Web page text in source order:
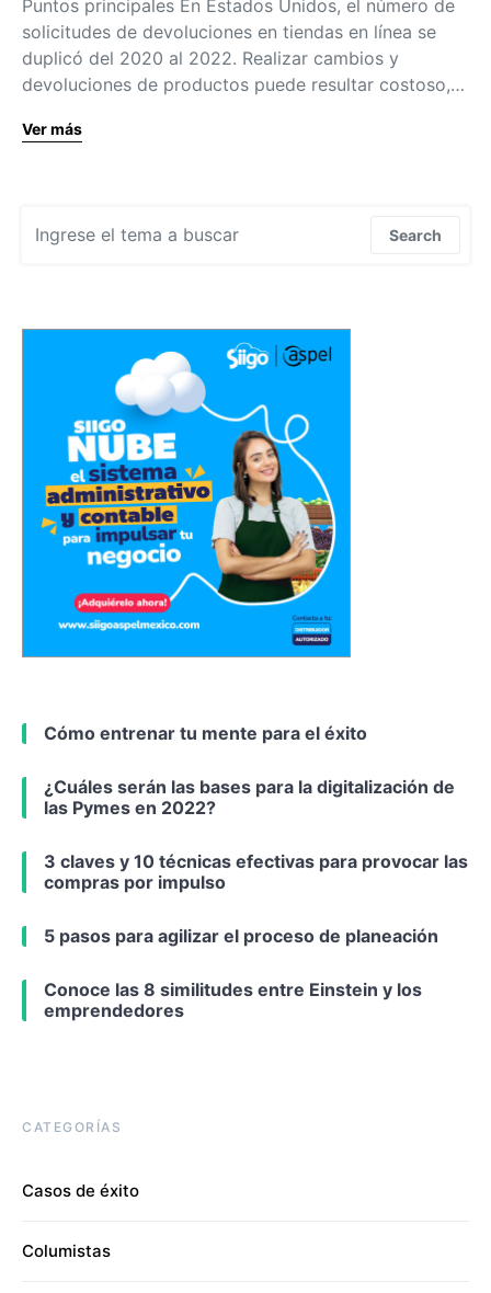
Puntos principales En Estados Unidos, el número de
solicitudes de devoluciones en tiendas en línea se
duplicó del 2020 al 2022. Realizar cambios y
devoluciones de productos puede resultar costoso,…
Ver más
Search
Cómo entrenar tu mente para el éxito
¿Cuáles serán las bases para la digitalización de
las Pymes en 2022?
3 claves y 10 técnicas efectivas para provocar las
compras por impulso
5 pasos para agilizar el proceso de planeación
Conoce las 8 similitudes entre Einstein y los
emprendedores
CATEGORÍAS
Casos de éxito
Columistas